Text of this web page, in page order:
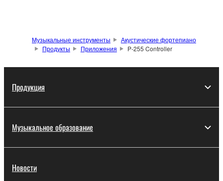
Музыкальные инструменты
Акустические фортепиано
Продукты
Приложения P-255 Controller
Продукция
Музыкальное образование
Новости